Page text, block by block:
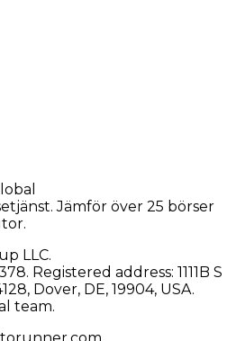
Jämför över 25 börser
LLC.
Registered address: 1111B S
Dover, DE, 19904, USA.
team.